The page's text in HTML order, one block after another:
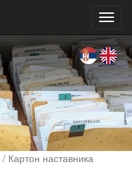
/ Картон наставника